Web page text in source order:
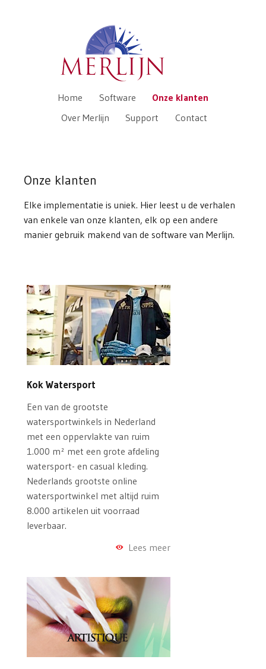
Home Software
Onze klanten
Over Merlijn
Support Contact
Onze klanten
Elke implementatie is uniek. Hier leest u de verhalen
van enkele van onze klanten, elk op een andere
manier gebruik makend van de software van Merlijn.
Kok Watersport
Een van de grootste
watersportwinkels in Nederland
met een oppervlakte van ruim
1.000 m² met een grote afdeling
watersport- en casual kleding.
Nederlands grootste online
watersportwinkel met altijd ruim
8.000 artikelen uit voorraad
leverbaar.
Lees meer